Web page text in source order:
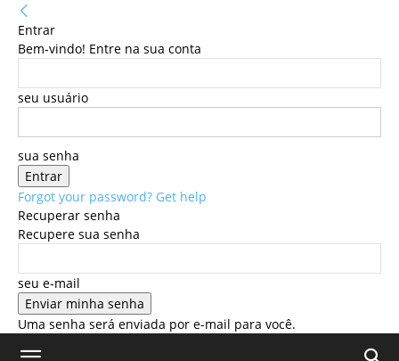
Entrar
Bem-vindo! Entre na sua conta
seu usuário
sua senha
Forgot your password? Get help
Recuperar senha
Recupere sua senha
seu e-mail
Uma senha será enviada por e-mail para você.